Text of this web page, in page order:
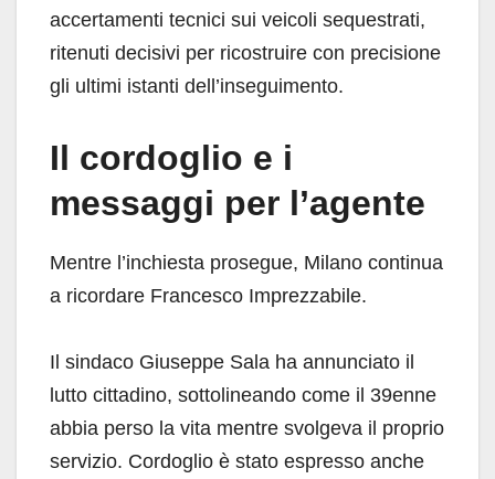
accertamenti tecnici sui veicoli sequestrati,
ritenuti decisivi per ricostruire con precisione
gli ultimi istanti dell’inseguimento.
Il cordoglio e i
messaggi per l’agente
Mentre l’inchiesta prosegue, Milano continua
a ricordare Francesco Imprezzabile.
Il sindaco Giuseppe Sala ha annunciato il
lutto cittadino, sottolineando come il 39enne
abbia perso la vita mentre svolgeva il proprio
servizio. Cordoglio è stato espresso anche